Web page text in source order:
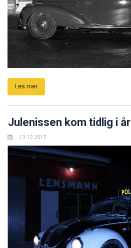
Les mer
Julenissen kom tidlig i år
13.12.2017